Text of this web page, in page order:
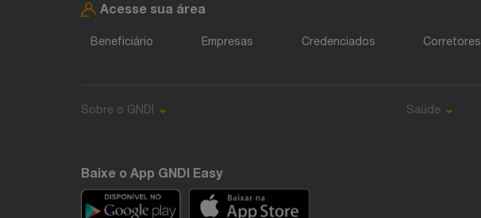
Acesse sua área
Beneficiário Empresas Credenciados Corretores
Sobre o GNDI Saúde
Baixe o App GNDI Easy